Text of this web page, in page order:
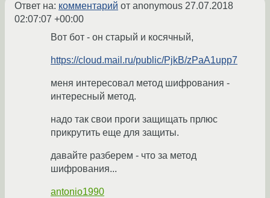
Ответ на: комментарий от anonymous 27.07.2018
02:07:07 +00:00
Вот бот - он старый и косячный,
https://cloud.mail.ru/public/PjkB/zPaA1upp7
меня интересовал метод шифрования -
интересный метод.
надо так свои проги защищать прлюс
прикрутить еще для защиты.
давайте разберем - что за метод
шифрования...
antonio1990